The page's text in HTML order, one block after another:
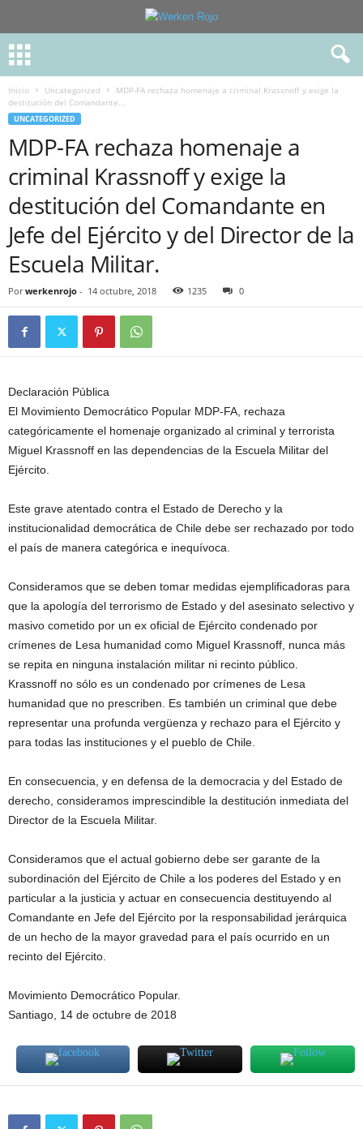
Inicio Uncategorized
MDP-FA rechaza homenaje a criminal Krassnoff y exige la
destitución del Comandante...
UNCATEGORIZED
MDP-FA rechaza homenaje a
criminal Krassnoff y exige la
destitución del Comandante en
Jefe del Ejército y del Director de la
Escuela Militar.
Por werkenrojo - 14 octubre, 2018 1235 0
Declaración Pública
El Movimiento Democrático Popular MDP-FA, rechaza
categóricamente el homenaje organizado al criminal y terrorista
Miguel Krassnoff en las dependencias de la Escuela Militar del
Ejército.
Este grave atentado contra el Estado de Derecho y la
institucionalidad democrática de Chile debe ser rechazado por todo
el país de manera categórica e inequívoca.
Consideramos que se deben tomar medidas ejemplificadoras para
que la apología del terrorismo de Estado y del asesinato selectivo y
masivo cometido por un ex oficial de Ejército condenado por
crímenes de Lesa humanidad como Miguel Krassnoff, nunca más
se repita en ninguna instalación militar ni recinto público.
Krassnoff no sólo es un condenado por crímenes de Lesa
humanidad que no prescriben. Es también un criminal que debe
representar una profunda vergüenza y rechazo para el Ejército y
para todas las instituciones y el pueblo de Chile.
En consecuencia, y en defensa de la democracia y del Estado de
derecho, consideramos imprescindible la destitución inmediata del
Director de la Escuela Militar.
Consideramos que el actual gobierno debe ser garante de la
subordinación del Ejército de Chile a los poderes del Estado y en
particular a la justicia y actuar en consecuencia destituyendo al
Comandante en Jefe del Ejército por la responsabilidad jerárquica
de un hecho de la mayor gravedad para el país ocurrido en un
recinto del Ejército.
Movimiento Democrático Popular.
Santiago, 14 de octubre de 2018